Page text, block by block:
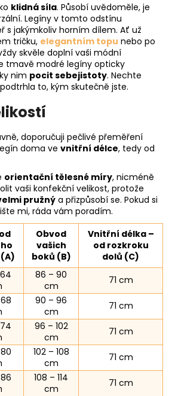
klidná síla. Působí uvědoměle, je
Legíny v tomto odstínu
s jakýmkoliv horním dílem. Ať už
tričku, elegantním topu nebo po
skvěle doplní vaši módní
tmavě modré legíny opticky
nim pocit sebejistoty. Nechte
to, kým skutečně jste.
doporučuji pečlivé přeměření
doma ve vnitřní délce, tedy od
orientační tělesné míry, nicméně
vaši konfekční velikost, protože
pružný a přizpůsobí se. Pokud si
mi, ráda vám poradím.
Obvod
vašich
boků (B)
Vnitřní délka –
od rozkroku
dolů (C)
86 – 90
cm
71 cm
90 – 96
cm
71 cm
96 – 102
cm
71 cm
102 – 108
cm
71 cm
108 – 114
cm
71 cm